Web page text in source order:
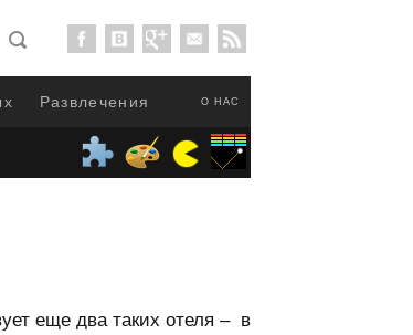
О НАС
Развлечения
еще два таких отеля – в